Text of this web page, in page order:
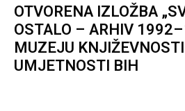
OTVORENA IZLOŽBA
OSTALO – ARHIV
MUZEJU
UMJETNOSTI BIH